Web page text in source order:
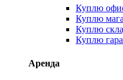
Куплю
Куплю
Куплю
Куплю
Аренда